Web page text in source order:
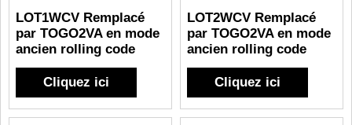
LOT1WCV Remplacé
par TOGO2VA en mode
ancien rolling code
Cliquez ici
LOT2WCV Remplacé
par TOGO2VA en mode
ancien rolling code
Cliquez ici